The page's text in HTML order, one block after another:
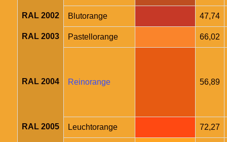
RAL 2002 Blutorange 47,74
RAL 2003 Pastellorange 66,02
RAL 2004 Reinorange 56,89
RAL 2005 Leuchtorange 72,27